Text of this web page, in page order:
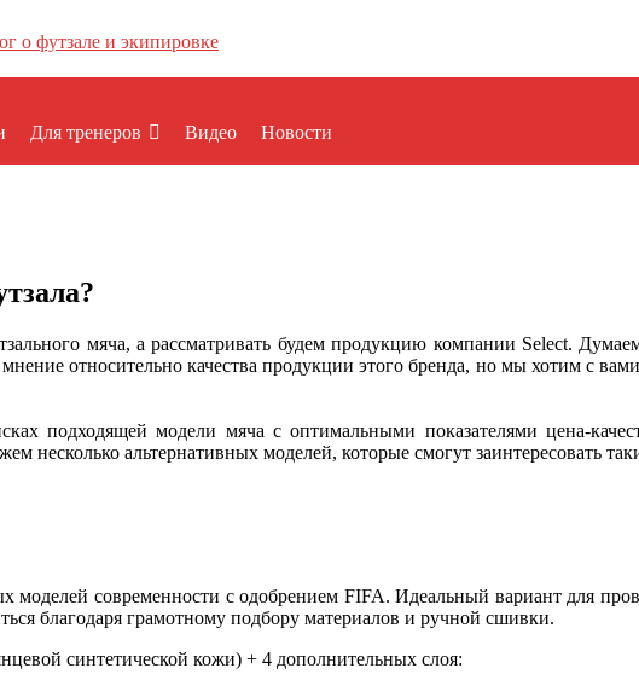
Для тренеров Видео Новости
мяча, а рассматривать будем продукцию компании Select.
относительно качества продукции этого бренда, но мы хотим с
подходящей модели мяча с оптимальными показателями цена-
несколько альтернативных моделей, которые смогут заинтересовать
моделей современности с одобрением FIFA. Идеальный вариант для
благодаря грамотному подбору материалов и ручной сшивки.
синтетической кожи) + 4 дополнительных слоя: